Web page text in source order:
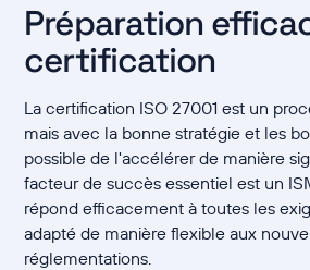
Préparation
certification
La certification ISO 27001 est un
mais avec la bonne stratégie et les
possible de l'accélérer de manière
facteur de succès essentiel est un
répond efficacement à toutes les
adapté de manière flexible aux
réglementations.